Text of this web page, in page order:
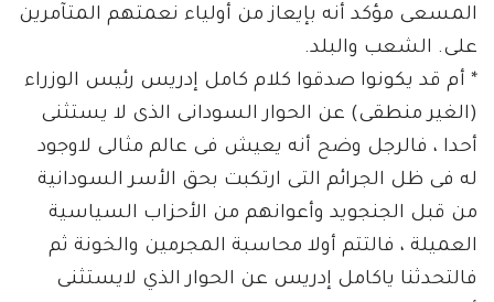
المسعى مؤكد أنه بإيعاز من أولياء نعمتهم المتآمرين
على. الشعب والبلد.
* أم قد يكونوا صدقوا كلام كامل إدريس رئيس الوزراء
(الغير منطقى) عن الحوار السودانى الذى لا يستثنى
أحدا ، فالرجل وضح أنه يعيش فى عالم مثالى لاوجود
له فى ظل الجرائم التى ارتكبت بحق الأسر السودانية
من قبل الجنجويد وأعوانهم من الأحزاب السياسية
العميلة ، فالتتم أولا محاسبة المجرمين والخونة ثم
فالتحدثنا ياكامل إدريس عن الحوار الذي لايستثنى